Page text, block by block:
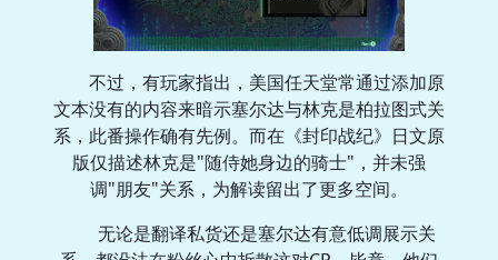
不过，有玩家指出，美国任天堂常通过添加原
文本没有的内容来暗示塞尔达与林克是柏拉图式关
系，此番操作确有先例。而在《封印战纪》日文原
版仅描述林克是"随侍她身边的骑士"，并未强
调"朋友"关系，为解读留出了更多空间。
无论是翻译私货还是塞尔达有意低调展示关